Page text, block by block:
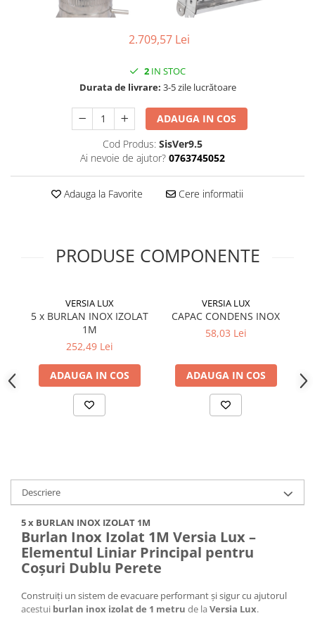
Pompă de căldură
2.709,57 Lei
2 IN STOC
Durata de livrare: 3-5 zile lucrătoare
ADAUGA IN COS
Cod Produs: SisVer9.5
Ai nevoie de ajutor? 0763745052
Adauga la Favorite Cere informatii
PRODUSE COMPONENTE
VERSIA LUX
5 x BURLAN INOX IZOLAT
1M
252,49 Lei
ADAUGA IN COS
VERSIA LUX
CAPAC CONDENS INOX
58,03 Lei
ADAUGA IN COS
Descriere
5 x BURLAN INOX IZOLAT 1M
Burlan Inox Izolat 1M Versia Lux –
Elementul Liniar Principal pentru
Coșuri Dublu Perete
Construiți un sistem de evacuare performant și sigur cu ajutorul
acestui burlan inox izolat de 1 metru de la Versia Lux.